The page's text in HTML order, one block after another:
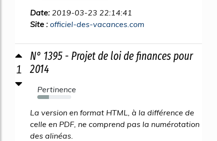
Date: 2019-03-23 22:14:41
Site : officiel-des-vacances.com
1
N° 1395 - Projet de loi de finances pour
2014
Pertinence
34%
La version en format HTML, à la différence de
celle en PDF, ne comprend pas la numérotation
des alinéas.